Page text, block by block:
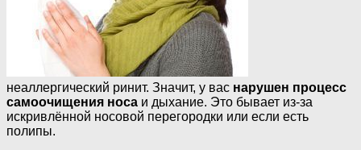
неаллергический ринит. Значит, у вас нарушен процесс
самоочищения носа и дыхание. Это бывает из-за
искривлённой носовой перегородки или если есть
полипы.